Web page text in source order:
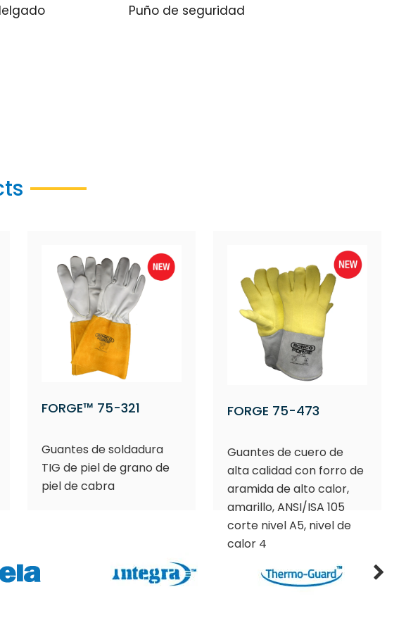
Puño de seguridad
FORGE™ 75-321
Guantes de soldadura
TIG de piel de grano de
piel de cabra
FORGE 75-473
Guantes de cuero de
alta calidad con forro de
aramida de alto calor,
amarillo, ANSI/ISA 105
corte nivel A5, nivel de
calor 4